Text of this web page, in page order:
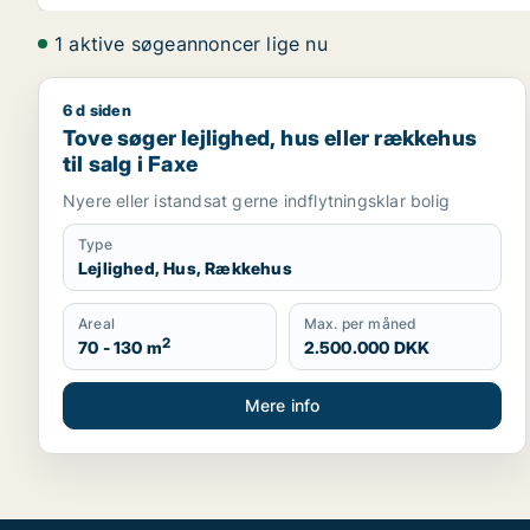
1 aktive søgeannoncer lige nu
Tove søger lejlighed, hus eller rækkehus til salg i
6 d siden
Tove søger lejlighed, hus eller rækkehus
til salg i Faxe
Nyere eller istandsat gerne indflytningsklar bolig
Type
Lejlighed, Hus, Rækkehus
Areal
70 - 130 m2
Max. per måned
2.500.000 DKK
Mere info